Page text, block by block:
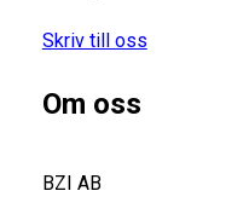
Skriv till oss
Om oss
BZI AB